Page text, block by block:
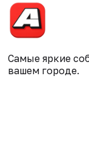
Самые яркие
вашем городе.